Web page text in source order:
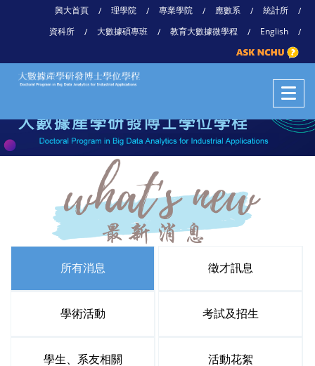
興大首頁 / 理學院 / 專業學院 / 應數系 / 統計所
/
資科所
/ 大數據碩專班 / 教育大數據微學程 / English /
所有消息 徵才訊息
學術活動 考試及招生
學生、系友相關 活動花絮